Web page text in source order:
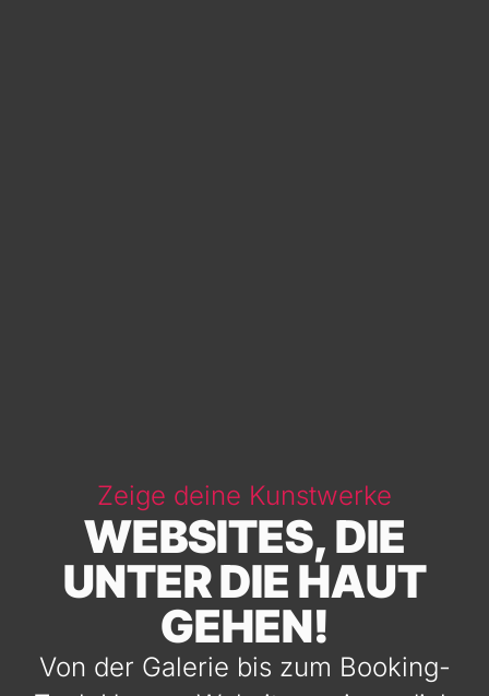
Zeige deine Kunstwerke
WEBSITES, DIE
UNTER DIE HAUT
GEHEN!
Von der Galerie bis zum Booking-